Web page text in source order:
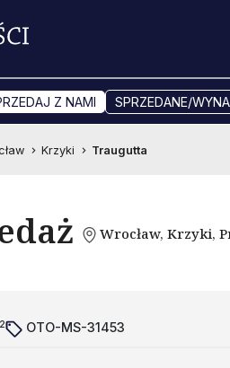
Z NAMI SPRZEDANE/
Krzyki Traugutta
Wrocław, Krzyki,
2 OTO-MS-31453